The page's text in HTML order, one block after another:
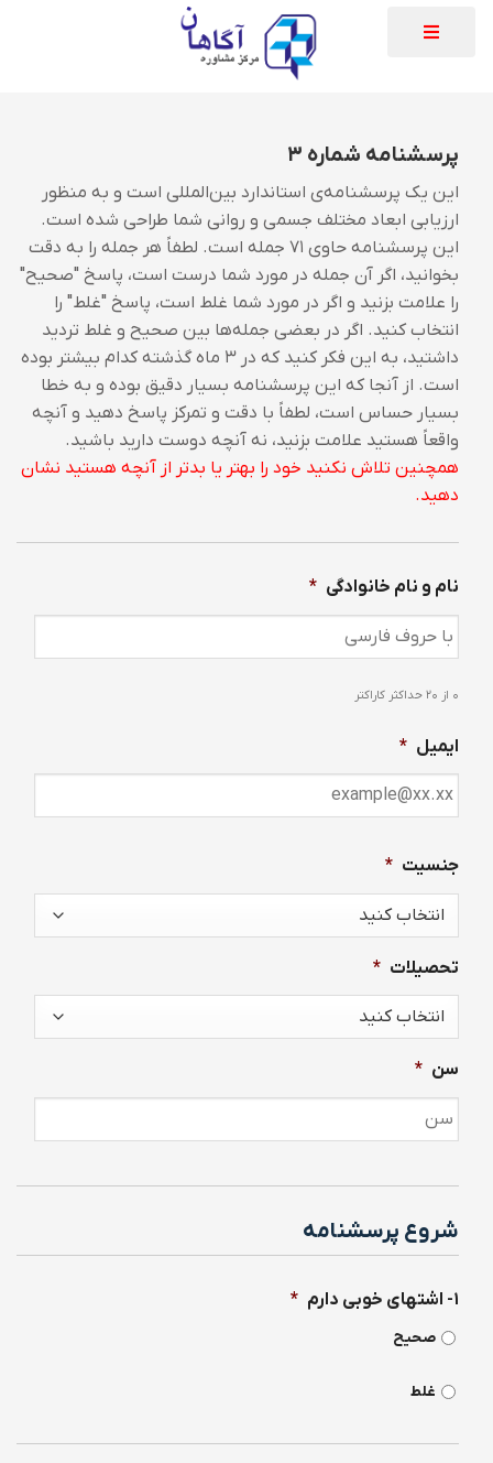
پرسشنامه شماره ۳
این یک پرسشنامه‌ی استاندارد بین‌المللی است و به منظور
ارزیابی ابعاد مختلف جسمی و روانی شما طراحی شده است.
این پرسشنامه حاوی ۷۱ جمله است. لطفاً هر جمله‌ را به دقت
بخوانید، اگر آن جمله در مورد شما درست است، پاسخ "صحیح"
را علامت بزنید و اگر در مورد شما غلط است، پاسخ "غلط" را
انتخاب کنید. اگر در بعضی جمله‌ها بین صحیح و غلط تردید
داشتید، به این فکر کنید که در ۳ ماه گذشته کدام بیشتر بوده
است. از آنجا که این پرسشنامه بسیار دقیق بوده و به خطا
بسیار حساس است، لطفاً با دقت و تمرکز پاسخ دهید و آنچه
واقعاً هستید علامت بزنید، نه آنچه دوست دارید باشید.
همچنین تلاش نکنید خود را بهتر یا بدتر از آنچه هستید نشان
دهید.
نام و نام خانوادگی *
0 از 20 حداکثر کاراکتر
ایمیل *
جنسیت *
تحصیلات *
سن *
شروع پرسشنامه
۱- اشتهای خوبی دارم *
صحیح
غلط